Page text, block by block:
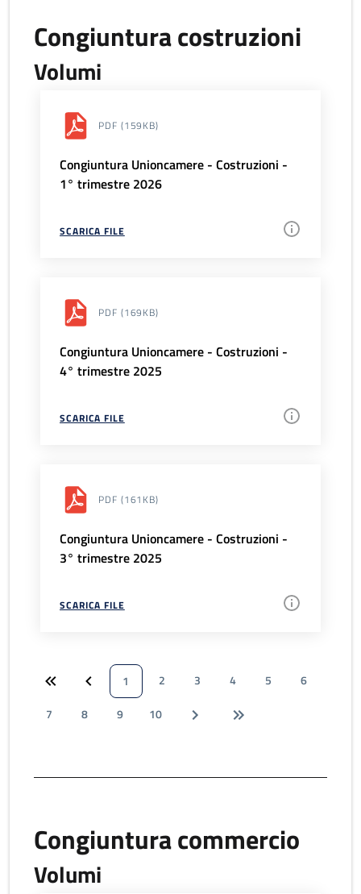
Congiuntura costruzioni
Volumi
PDF (159KB)
Congiuntura Unioncamere - Costruzioni -
1° trimestre 2026
SCARICA FILE
PDF (169KB)
Congiuntura Unioncamere - Costruzioni -
4° trimestre 2025
SCARICA FILE
PDF (161KB)
Congiuntura Unioncamere - Costruzioni -
3° trimestre 2025
SCARICA FILE
1 2 3 4 5
6
7
8 9 10
Congiuntura commercio
Volumi